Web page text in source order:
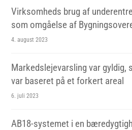
Virksomheds brug af
som omgåelse af
4. august 2023
Markedslejevarsling var gyldig,
var baseret på et forkert areal
6. juli 2023
AB18-systemet i en